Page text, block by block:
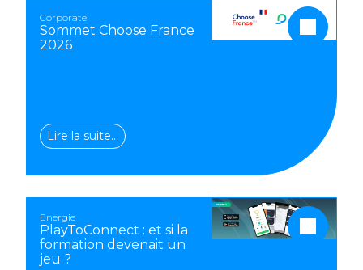
Corporate
Sommet Choose France
2026
Lire la suite…
Energie
PlayToConnect : et si la
formation devenait un
jeu ?